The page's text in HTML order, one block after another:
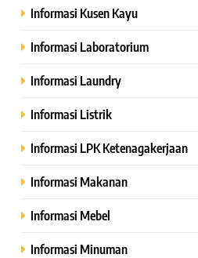
Informasi Kusen Kayu
Informasi Laboratorium
Informasi Laundry
Informasi Listrik
Informasi LPK Ketenagakerjaan
Informasi Makanan
Informasi Mebel
Informasi Minuman